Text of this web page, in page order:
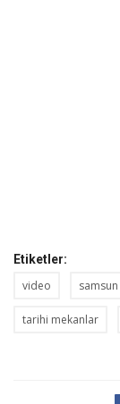
Etiketler:
video samsun
tarihi mekanlar